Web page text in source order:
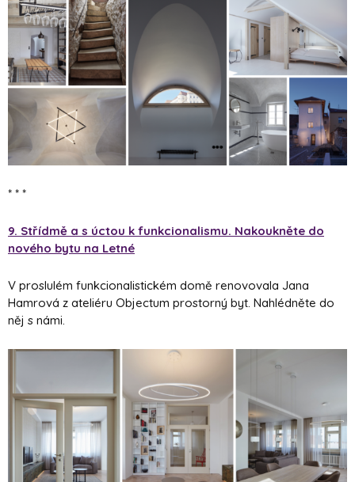
* * *
9. Střídmě a s úctou k funkcionalismu. Nakoukněte do
nového bytu na Letné
V proslulém funkcionalistickém domě renovovala Jana
Hamrová z ateliéru Objectum prostorný byt. Nahlédněte do
něj s námi.